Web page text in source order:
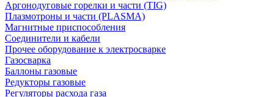
Аргонодуговые горелки и части (TIG)
Плазмотроны и части (PLASMA)
Магнитные приспособления
Соединители и кабели
Прочее оборудование к электросварке
Газосварка
Баллоны газовые
Редукторы газовые
Регуляторы расхода газа